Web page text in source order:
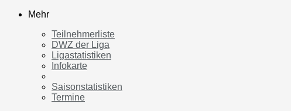
Mehr
Teilnehmerliste
DWZ der Liga
Ligastatistiken
Infokarte
Saisonstatistiken
Termine